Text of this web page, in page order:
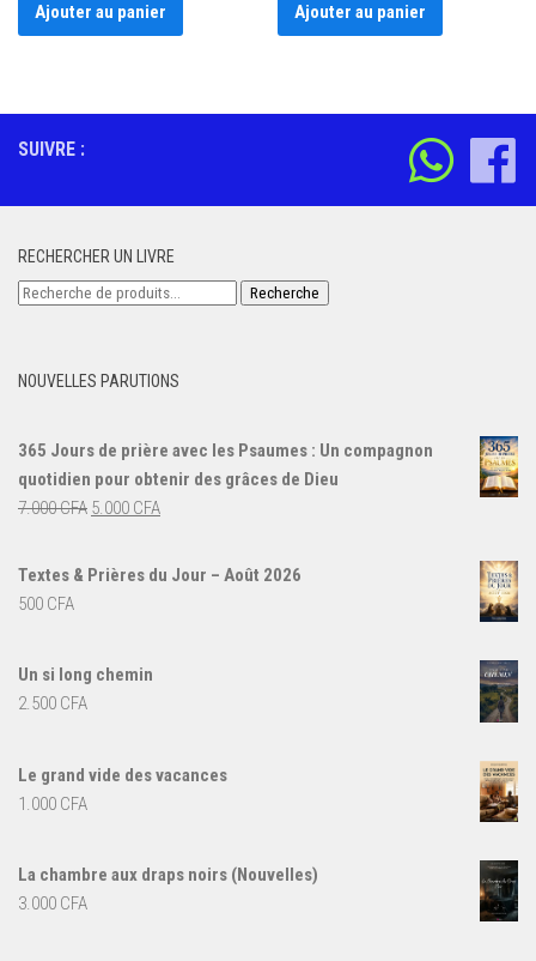
Ajouter au panier Ajouter au panier
SUIVRE :
RECHERCHER UN LIVRE
Recherche
Recherche
NOUVELLES PARUTIONS
365 Jours de prière avec les Psaumes : Un compagnon
quotidien pour obtenir des grâces de Dieu
7.000CFA Le
initial
5.000 CFALe
actuel
Textes & Prières du Jour – Août 2026
500 CFA
Un si long chemin
2.500 CFA
Le grand vide des vacances
1.000 CFA
La chambre aux draps noirs (Nouvelles)
3.000 CFA